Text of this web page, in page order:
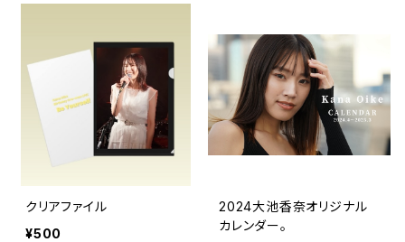
クリアファイル
¥500
2024大池香奈オリジナル
カレンダー。